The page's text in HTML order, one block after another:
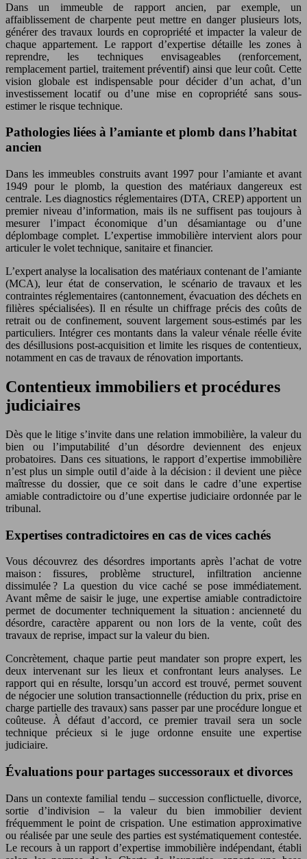
Dans un immeuble de rapport ancien, par exemple, un
affaiblissement de charpente peut mettre en danger plusieurs lots,
générer des travaux lourds en copropriété et impacter la valeur de
chaque appartement. Le rapport d’expertise détaille les zones à
reprendre, les techniques envisageables (renforcement,
remplacement partiel, traitement préventif) ainsi que leur coût. Cette
vision globale est indispensable pour décider d’un achat, d’un
investissement locatif ou d’une mise en copropriété sans sous-
estimer le risque technique.
Pathologies liées à l’amiante et plomb dans l’habitat
ancien
Dans les immeubles construits avant 1997 pour l’amiante et avant
1949 pour le plomb, la question des matériaux dangereux est
centrale. Les diagnostics réglementaires (DTA, CREP) apportent un
premier niveau d’information, mais ils ne suffisent pas toujours à
mesurer l’impact économique d’un désamiantage ou d’une
déplombage complet. L’expertise immobilière intervient alors pour
articuler le volet technique, sanitaire et financier.
L’expert analyse la localisation des matériaux contenant de l’amiante
(MCA), leur état de conservation, le scénario de travaux et les
contraintes réglementaires (cantonnement, évacuation des déchets en
filières spécialisées). Il en résulte un chiffrage précis des coûts de
retrait ou de confinement, souvent largement sous-estimés par les
particuliers. Intégrer ces montants dans la valeur vénale réelle évite
des désillusions post-acquisition et limite les risques de contentieux,
notamment en cas de travaux de rénovation importants.
Contentieux immobiliers et procédures
judiciaires
Dès que le litige s’invite dans une relation immobilière, la valeur du
bien ou l’imputabilité d’un désordre deviennent des enjeux
probatoires. Dans ces situations, le rapport d’expertise immobilière
n’est plus un simple outil d’aide à la décision : il devient une pièce
maîtresse du dossier, que ce soit dans le cadre d’une expertise
amiable contradictoire ou d’une expertise judiciaire ordonnée par le
tribunal.
Expertises contradictoires en cas de vices cachés
Vous découvrez des désordres importants après l’achat de votre
maison : fissures, problème structurel, infiltration ancienne
dissimulée ? La question du vice caché se pose immédiatement.
Avant même de saisir le juge, une expertise amiable contradictoire
permet de documenter techniquement la situation : ancienneté du
désordre, caractère apparent ou non lors de la vente, coût des
travaux de reprise, impact sur la valeur du bien.
Concrètement, chaque partie peut mandater son propre expert, les
deux intervenant sur les lieux et confrontant leurs analyses. Le
rapport qui en résulte, lorsqu’un accord est trouvé, permet souvent
de négocier une solution transactionnelle (réduction du prix, prise en
charge partielle des travaux) sans passer par une procédure longue et
coûteuse. À défaut d’accord, ce premier travail sera un socle
technique précieux si le juge ordonne ensuite une expertise
judiciaire.
Évaluations pour partages successoraux et divorces
Dans un contexte familial tendu – succession conflictuelle, divorce,
sortie d’indivision – la valeur du bien immobilier devient
fréquemment le point de crispation. Une estimation approximative
ou réalisée par une seule des parties est systématiquement contestée.
Le recours à un rapport d’expertise immobilière indépendant, établi